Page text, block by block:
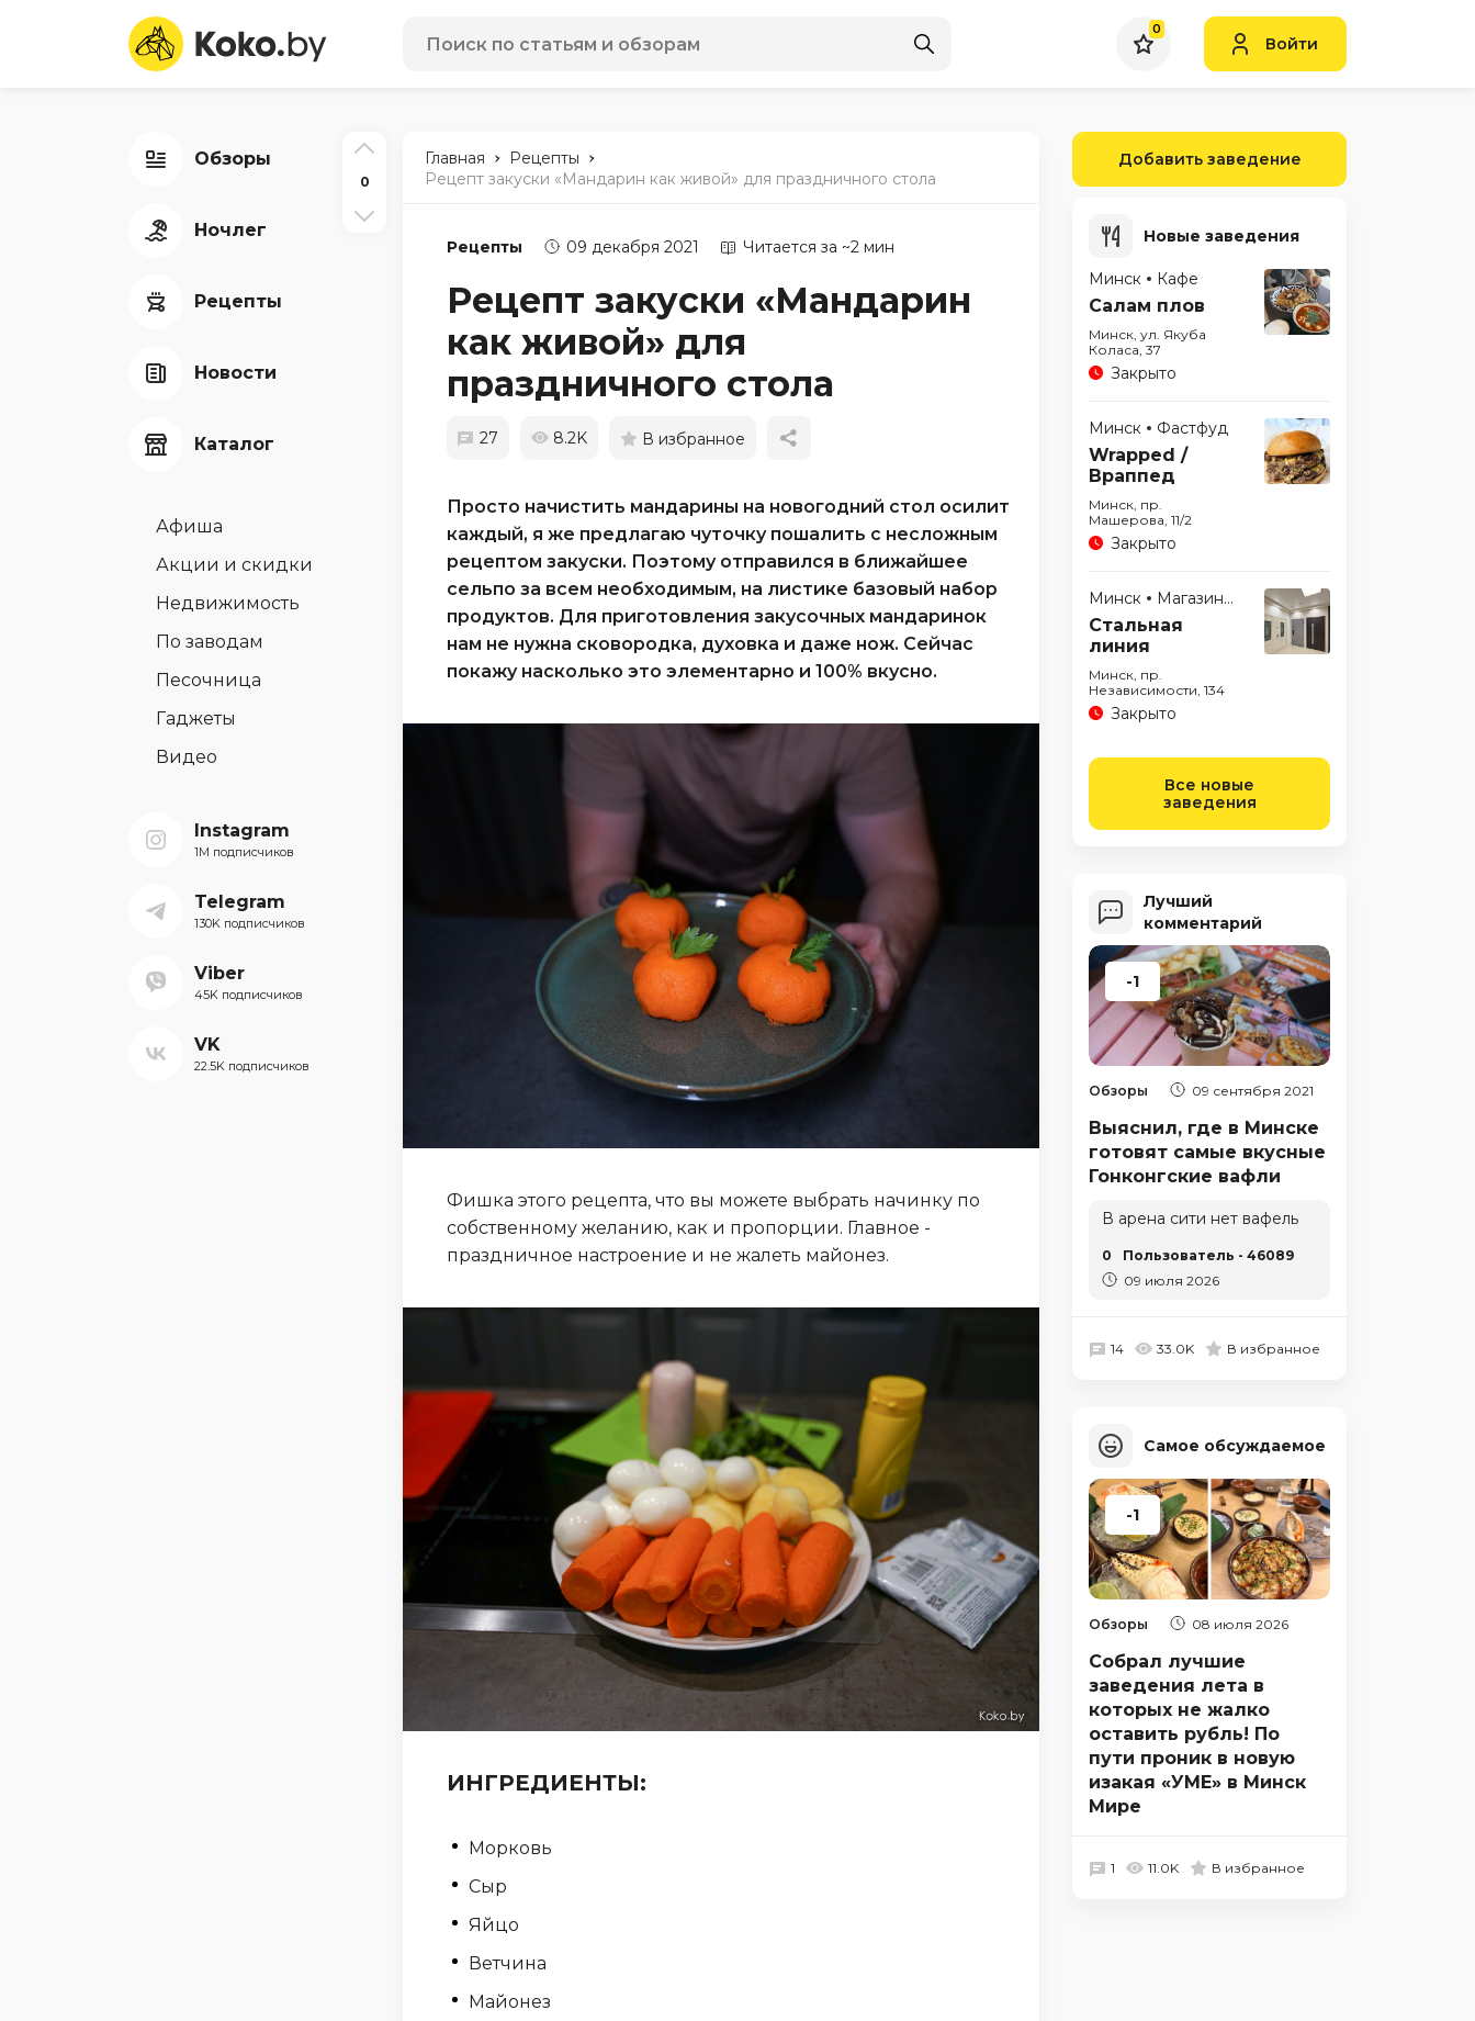
0
Войти
Обзоры
Ночлег
Рецепты
Новости
Каталог
Афиша
Акции и скидки
Недвижимость
По заводам
Песочница
Гаджеты
Видео
Instagram
1M подписчиков
Telegram
130K подписчиков
Viber
45K подписчиков
VK
22.5K подписчиков
0
Главная - Рецепты -
Рецепт закуски «Мандарин как живой» для праздничного стола
Рецепты 09 декабря 2021 Читается за ~2 мин
Рецепт закуски «Мандарин
как живой» для
праздничного стола
27 8.2K В избранное
Просто начистить мандарины на новогодний стол осилит
каждый, я же предлагаю чуточку пошалить с несложным
рецептом закуски. Поэтому отправился в ближайшее
сельпо за всем необходимым, на листике базовый набор
продуктов. Для приготовления закусочных мандаринок
нам не нужна сковородка, духовка и даже нож. Сейчас
покажу насколько это элементарно и 100% вкусно.
Фишка этого рецепта, что вы можете выбрать начинку по
собственному желанию, как и пропорции. Главное -
праздничное настроение и не жалеть майонез.
ИНГРЕДИЕНТЫ:
Морковь
Сыр
Яйцо
Ветчина
Майонез
Добавить заведение
Новые заведения
Минск Кафе
Салам плов
Минск, ул. Якуба
Коласа, 37
Закрыто
Минск Фастфуд
Wrapped /
Враппед
Минск, пр.
Машерова, 11/2
Закрыто
Минск Магазины
Стальная
линия
Минск, пр.
Независимости, 134
Закрыто
Все новые
заведения
Лучший
комментарий
-1
Обзоры 09 сентября 2021
Выяснил, где в Минске
готовят самые вкусные
Гонконгские вафли
В арена сити нет вафель
0
Пользователь - 46089
09 июля 2026
14 33.0K В избранное
Самое обсуждаемое
-1
Обзоры 08 июля 2026
Собрал лучшие
заведения лета в
которых не жалко
оставить рубль! По
пути проник в новую
изакая «УМЕ» в Минск
Мире
1 11.0K В избранное